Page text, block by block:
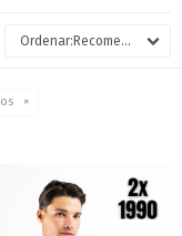
Recomendados